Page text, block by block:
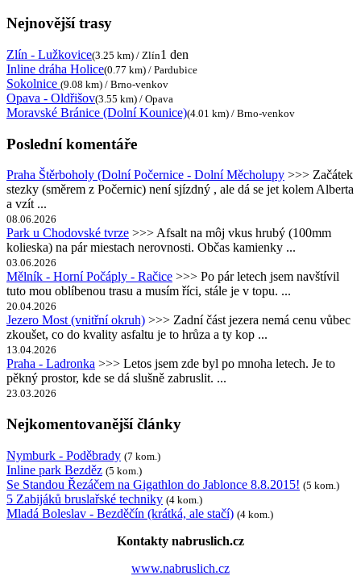
Nejnovější trasy
Zlín - Lužkovice(3.25 km) / Zlín1 den
Inline dráha Holice(0.77 km) / Pardubice
Sokolnice (9.08 km) / Brno-venkov
Opava - Oldřišov(3.55 km) / Opava
Moravské Bránice (Dolní Kounice)(4.01 km) / Brno-venkov
Poslední komentáře
Praha Štěrboholy (Dolní Počernice - Dolní Měcholupy >>> Začátek
stezky (směrem z Počernic) není sjízdný , ale dá se jet kolem Alberta
a vzít ...
08.06.2026
Park u Chodovské tvrze >>> Afsalt na môj vkus hrubý (100mm
kolieska) na pár miestach nerovnosti. Občas kamienky ...
03.06.2026
Mělník - Horní Počáply - Račice >>> Po pár letech jsem navštívil
tuto mou oblíbenou trasu a musím říci, stále je v topu. ...
20.04.2026
Jezero Most (vnitřní okruh) >>> Zadní část jezera nemá cenu vůbec
zkoušet, co do kvality asfaltu je to hrůza a ty kop ...
13.04.2026
Praha - Ladronka >>> Letos jsem zde byl po mnoha letech. Je to
pěkný prostor, kde se dá slušně zabruslit. ...
23.03.2026
Nejkomentovanější články
Nymburk - Poděbrady (7 kom.)
Inline park Bezděz (5 kom.)
Se Standou Řezáčem na Gigathlon do Jablonce 8.8.2015! (5 kom.)
5 Zabijáků bruslařské techniky (4 kom.)
Mladá Boleslav - Bezděčín (krátká, ale stačí) (4 kom.)
Kontakty nabruslich.cz
www.nabruslich.cz